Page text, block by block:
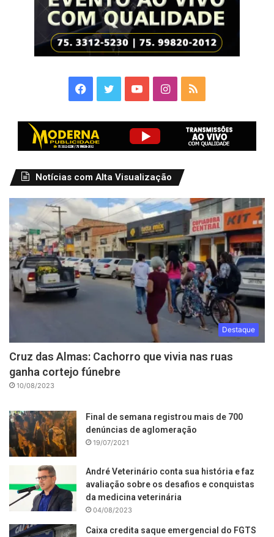
Facebook
TwitterYouTubeInstagram
RSS
Notícias com Alta Visualização
Destaque
Cruz das Almas: Cachorro que vivia nas ruas
ganha cortejo fúnebre
10/08/2023
Final de semana registrou mais de 700
denúncias de aglomeração
19/07/2021
André Veterinário conta sua história e faz
avaliação sobre os desafios e conquistas
da medicina veterinária
04/08/2023
Caixa credita saque emergencial do FGTS